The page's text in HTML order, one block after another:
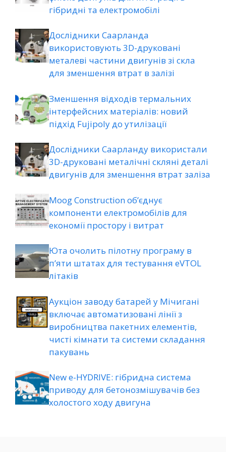
гібридні та електромобілі
Дослідники Саарланда
використовують 3D-друковані
металеві частини двигунів зі скла
для зменшення втрат в залізі
Зменшення відходів термальних
інтерфейсних матеріалів: новий
підхід Fujipoly до утилізації
Дослідники Саарланду використали
3D-друковані металічні скляні деталі
двигунів для зменшення втрат заліза
Moog Construction об’єднує
компоненти електромобілів для
економії простору і витрат
Юта очолить пілотну програму в
п’яти штатах для тестування eVTOL
літаків
Аукціон заводу батарей у Мічигані
включає автоматизовані лінії з
виробництва пакетних елементів,
чисті кімнати та системи складання
пакувань
New e-HYDRIVE: гібридна система
приводу для бетонозмішувачів без
холостого ходу двигуна